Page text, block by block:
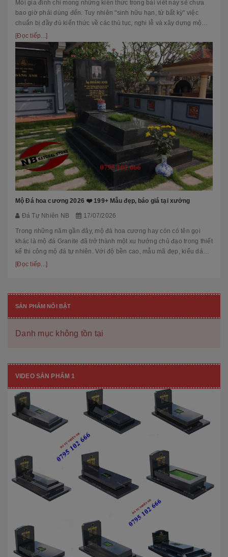
Mỗi gia đình chỉ mong những kiến thức trong bài viết này sẽ chưa
bao giờ phải dùng đến. Tuy nhiên "sinh hữu hạn, tử bất kỳ" việc
chuẩn bị đầy đủ kiến thức về các thủ tục, nghi lễ và xây dựng mộ
phầ...
[Đọc tiếp...]
Mộ Đá hoa cương 2026 ❤️ 199+ Mẫu đẹp, báo giá tại xưởng
Đá Tự Nhiên NB 17/07/2026
Trong những năm gần đây, mộ đá hoa cương hay còn có tên gọi
khác là mộ đá Granite đã trở thành một xu hướng chủ đạo trong thiết
kế thi công mộ đá tự nhiên. Với độ bền cao, mẫu mã đẹp, kiểu dáng
hiệ...
[Đọc tiếp...]
SẢN PHẨM NỔI BẬT
Danh mục không tồn tại
VIDEO SẢN PHẨM 1